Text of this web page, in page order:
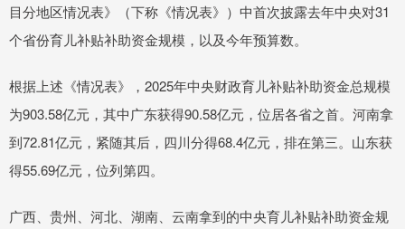
目分地区情况表》（下称《情况表》）中首次披露去年中央对31
个省份育儿补贴补助资金规模，以及今年预算数。
根据上述《情况表》，2025年中央财政育儿补贴补助资金总规模
为903.58亿元，其中广东获得90.58亿元，位居各省之首。河南拿
到72.81亿元，紧随其后，四川分得68.4亿元，排在第三。山东获
得55.69亿元，位列第四。
广西、贵州、河北、湖南、云南拿到的中央育儿补贴补助资金规